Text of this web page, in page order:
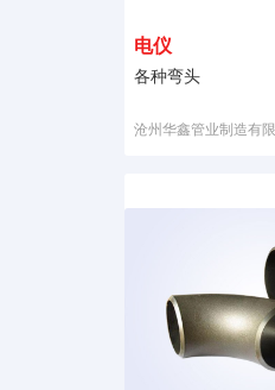
电仪
各种弯头
沧州华鑫管业制造有